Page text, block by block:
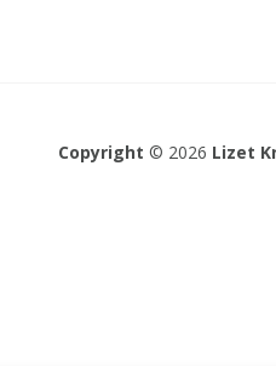
Copyright © 2026 Lizet